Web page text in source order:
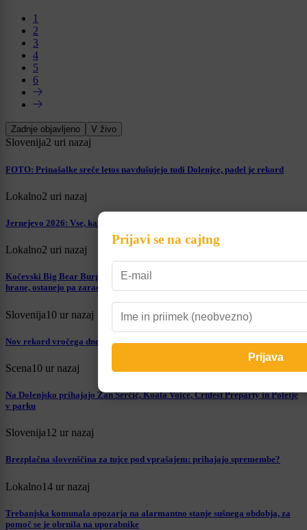
1
2
3
4
5
6
Zadnje objavljeno V živo
Slovenija2 uri nazaj
FOTO: Prinašalke sreče letos navdušujejo tudi Dolenjce, padel je rekord
Lokalno2 uri nazaj
Jernejevo 2026: Vse, kar morate vedeti na enem mestu
Lokalno2 uri nazaj
Kočevski Big Bear Burgerji osvojili Dolenjsko: »Ljudje se vračajo zaradi
hrane, ostanejo pa zaradi odnosa«
Slovenija10 ur nazaj
Nov rekord vročega dne? Toliko stopinj so izmerili v Novem mestu
Scena10 ur nazaj
Na Dolenjsko prihajajo Žan Serčič, Koala Voice, Črnfest Preparty in Poletje
v parku
Slovenija12 ur nazaj
Brezplačna slovenščina za tujce pod vprašajem: prihajajo spremembe?
Lokalno14 ur nazaj
Trebanjska komunala opozarja na alarmantno stanje sušnega obdobja, za
pomoč se je obrnila na uporabnike
Prijavi se na cajtng